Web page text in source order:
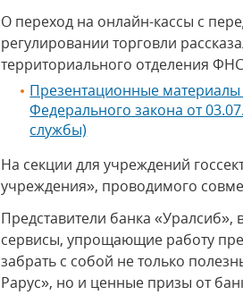
О переход на онлайн-кассы с
регулировании торговли
территориального отделения
Презентационные материалы
Федерального закона от
службы)
На секции для учреждений
учреждения», проводимого
Представители банка
сервисы, упрощающие работу
забрать с собой не только
Рарус», но и ценные призы от